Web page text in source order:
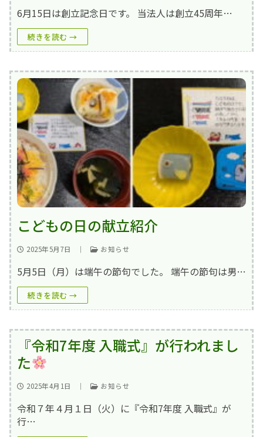
交通アクセス
ご意見箱
お問い合わせ
求人情報
一般事業主行動計画
育児休業等の取得割合の公表
まりーごーるど(広報誌)
パンフレット
笑輪会（クラブ活動）
撮影･録音等の禁止事項
厚生労働大臣の定める掲示事項
外科
整形外科
皮膚科
放射線科
当院で行っている検査
医療療養病棟
回復期リハビリテーション病棟
在宅事業部
在宅事業部top
訪問介護事業所
通所リハビリテーション
居宅介護支援事業所
小規模多機能型居宅介護事業所 みなみ風
看護部
6月15日は創立記念日です。 当法人は創立45周年…
続きを読む →
こどもの日の献立紹介
2025年5月7日 ｜ お知らせ
5月5日（月）は端午の節句でした。 端午の節句は男…
続きを読む →
『令和7年度 入職式』が行われまし
た
2025年4月1日 ｜ お知らせ
令和７年４月１日（火）に『令和7年度 入職式』が
行…